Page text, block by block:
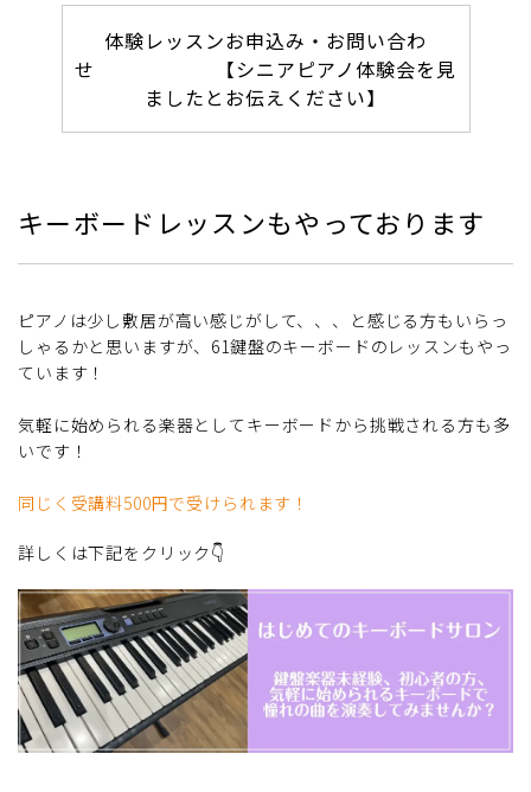
体験レッスンお申込み・お問い合わ
せ 【シニアピアノ体験会を見
ましたとお伝えください】
キーボードレッスンもやっております
ピアノは少し敷居が高い感じがして、、、と感じる方もいらっ
しゃるかと思いますが、61鍵盤のキーボードのレッスンもやっ
ています！
気軽に始められる楽器としてキーボードから挑戦される方も多
いです！
同じく受講料500円で受けられます！
詳しくは下記をクリック👇